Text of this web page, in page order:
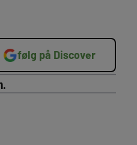
følg på Discover